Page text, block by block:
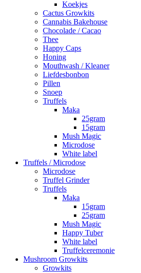
Koekjes
Cactus Growkits
Cannabis Bakehouse
Chocolade / Cacao
Thee
Happy Caps
Honing
Mouthwash / Kleaner
Liefdesbonbon
Pillen
Snoep
Truffels
Maka
25gram
15gram
Mush Magic
Microdose
White label
Truffels / Microdose
Microdose
Truffel Grinder
Truffels
Maka
15gram
25gram
Mush Magic
Happy Tuber
White label
Truffelceremonie
Mushroom Growkits
Growkits